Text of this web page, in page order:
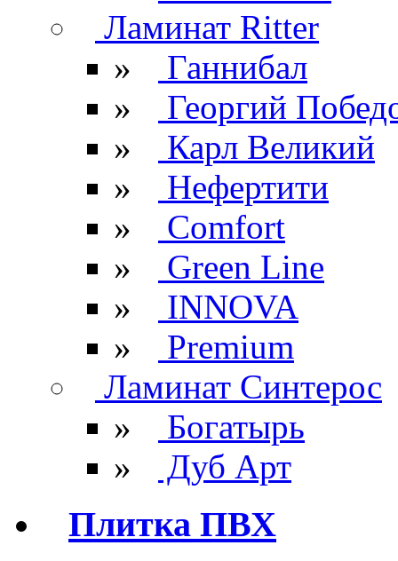
Ламинат Ritter
»
Ганнибал
»
Георгий
»
Карл Великий
»
Нефертити
»
Comfort
»
Green Line
»
INNOVA
»
Premium
Ламинат Синтерос
»
Богатырь
»
Дуб Арт
Плитка ПВХ